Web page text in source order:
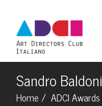
Sandro Baldoni
Home ADCI Awards